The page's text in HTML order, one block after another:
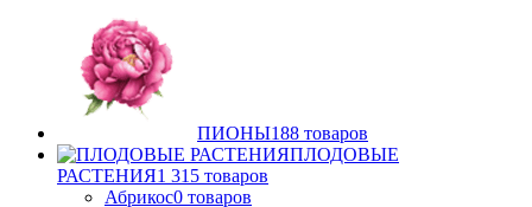
ПИОНЫ188 товаров
ПЛОДОВЫЕ
РАСТЕНИЯ1 315 товаров
Абрикос0 товаров